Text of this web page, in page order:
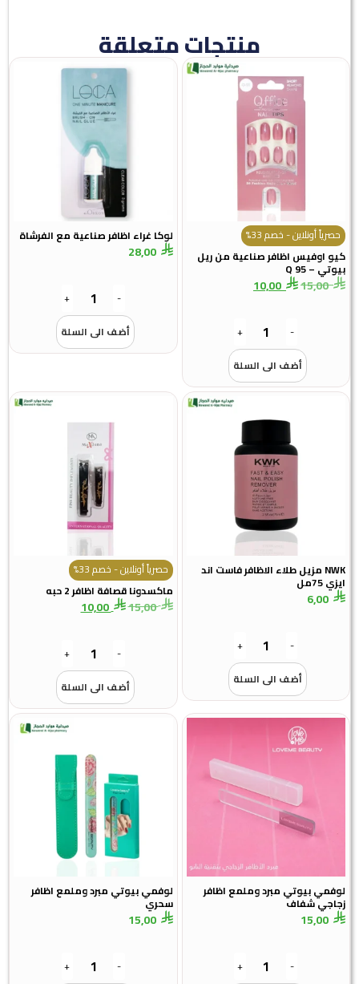
منتجات متعلقة
حصرياً أونلاين - خصم 33%
كيو اوفيس اظافر صناعية من ريل
بيوتي – Q 95
15,00
10,00
-
+
أضف الى السلة
لوكا غراء اظافر صناعية مع الفرشاة
28,00
-
+
أضف الى السلة
NWK مزيل طلاء الاظافر فاست اند
ايزي 75مل
6,00
-
+
أضف الى السلة
حصرياً أونلاين - خصم 33%
ماكسدونا قصافة اظافر 2 حبه
15,00
10,00
-
+
أضف الى السلة
لوفمي بيوتي مبرد وملمع اظافر
زجاجي شفاف
15,00
-
+
لوفمي بيوتي مبرد وملمع اظافر
سحري
15,00
-
+